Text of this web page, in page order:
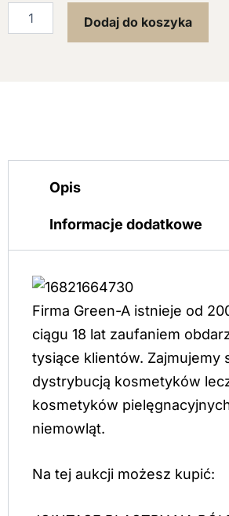
przeciwbólowe,
aromaterapia
Dodaj do koszyka
Opis
Informacje dodatkowe
Firma Green-A istnieje od
ciągu 18 lat zaufaniem
tysiące klientów. Zajmujemy
dystrybucją kosmetyków
kosmetyków
niemowląt.
Na tej aukcji możesz kupić: